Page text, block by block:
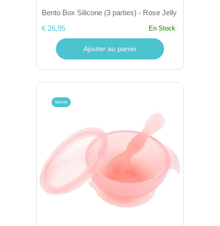
Bento Box Silicone (3 parties) - Rose Jelly
€ 26,95
En Stock
Ajouter au panier
Vente